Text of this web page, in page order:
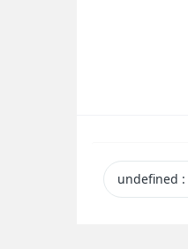
undefined :